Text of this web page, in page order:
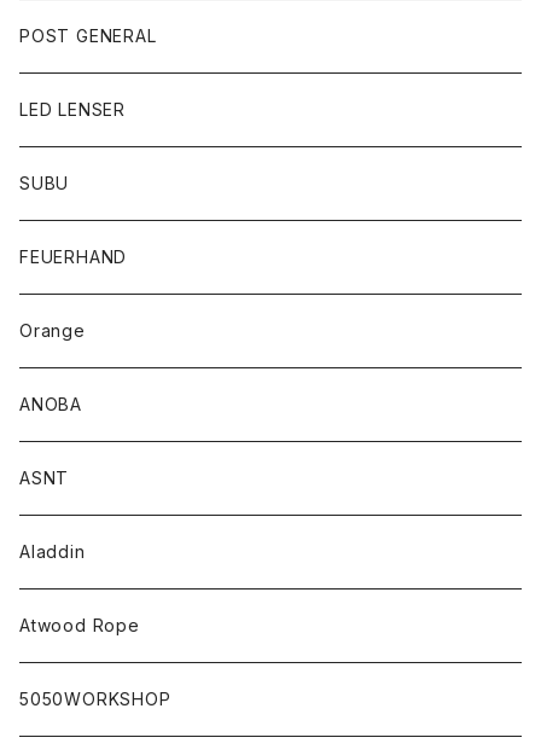
POST GENERAL
LED LENSER
SUBU
FEUERHAND
Orange
ANOBA
ASNT
Aladdin
Atwood Rope
5050WORKSHOP